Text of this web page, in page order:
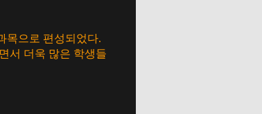
목으로 편성되었다.
서 더욱 많은 학생들